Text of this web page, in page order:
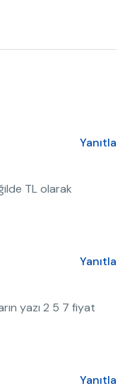
TL olarak
Yanıtla
yazı 2 5 7 fiyat
Yanıtla
Yanıtla